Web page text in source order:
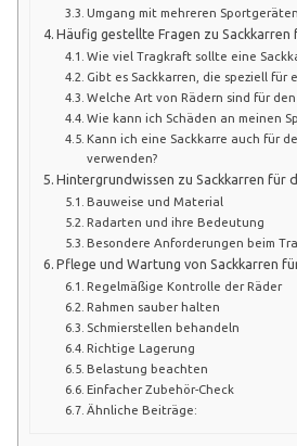
Umgang mit mehreren
Häufig gestellte Fragen zu
Wie viel Tragkraft sollte eine
Gibt es Sackkarren, die speziell
Welche Art von Rädern sind für
Wie kann ich Schäden an meinen
Kann ich eine Sackkarre auch für
verwenden?
Hintergrundwissen zu Sackkarren für
Bauweise und Material
Radarten und ihre Bedeutung
Besondere Anforderungen beim
Pflege und Wartung von Sackkarren
Regelmäßige Kontrolle der Räder
Rahmen sauber halten
Schmierstellen behandeln
Richtige Lagerung
Belastung beachten
Einfacher Zubehör-Check
Ähnliche Beiträge: